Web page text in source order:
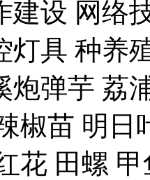
建设 网络
灯具 种养
炮弹芋 荔
椒苗 明日
花 田螺